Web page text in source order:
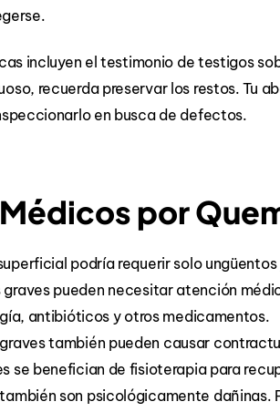
incluyen el testimonio de testigos
recuerda preservar los restos. Tu
en busca de defectos.
por
podría requerir solo
graves pueden necesitar atención
antibióticos y otros medicamentos.
también pueden causar
se benefician de fisioterapia para
son psicológicamente